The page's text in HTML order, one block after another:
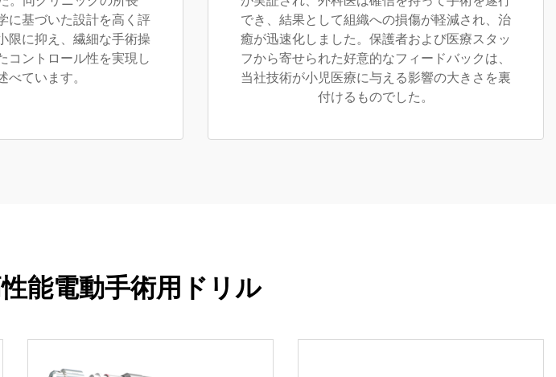
に基づいた設計を高く評
限に抑え、繊細な手術操
コントロール性を実現し
べています。
でき、結果として組織への損傷が軽減され、治
癒が迅速化しました。保護者および医療スタッ
フから寄せられた好意的なフィードバックは、
当社技術が小児医療に与える影響の大きさを裏
付けるものでした。
能電動手術用ドリル